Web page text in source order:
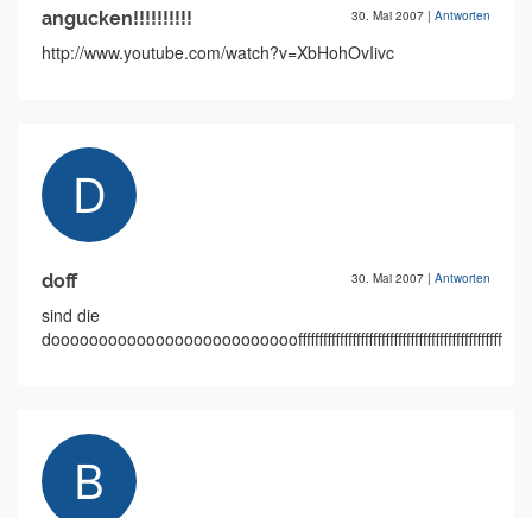
angucken!!!!!!!!!! 30. Mai 2007 | Antworten
http://www.youtube.com/watch?v=XbHohOvIivc
doff 30. Mai 2007 | Antworten
sind die
dooooooooooooooooooooooooooffffffffffffffffffffffffffffffffffffffffffffffffffffff